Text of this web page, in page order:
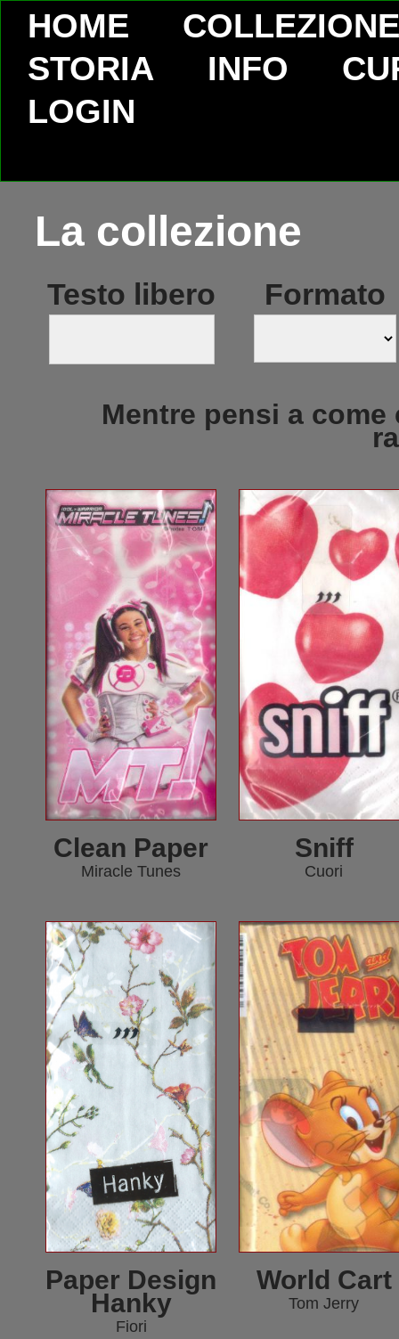
HOME
COLLEZIONE
STORIA
INFO
LOGIN
La collezione
Testo libero Formato
Mentre pensi a
Clean Paper
Miracle Tunes
Sniff
Cuori
Paper Design
Hanky
Fiori
World Cart
Tom Jerry